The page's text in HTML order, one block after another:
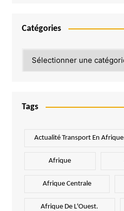
Catégories
Tags
Actualité Transport En Afrique
Afrique
Afrique Centrale
Afrique De L'Ouest.